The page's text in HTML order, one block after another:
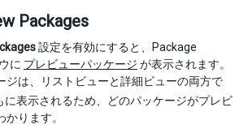
Packages
設定を有効にすると、Package
に プレビューパッケージ が表示されます。
ジは、リストビューと詳細ビューの両方で
に表示されるため、どのパッケージがプレビ
かります。